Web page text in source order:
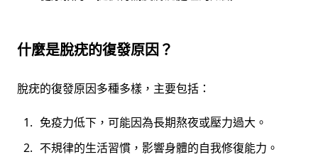
什麼是脫疣的復發原因？
脫疣的復發原因多種多樣，主要包括：
免疫力低下，可能因為長期熬夜或壓力過大。
不規律的生活習慣，影響身體的自我修復能力。